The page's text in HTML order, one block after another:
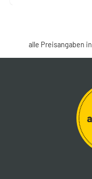
alle Preisangaben